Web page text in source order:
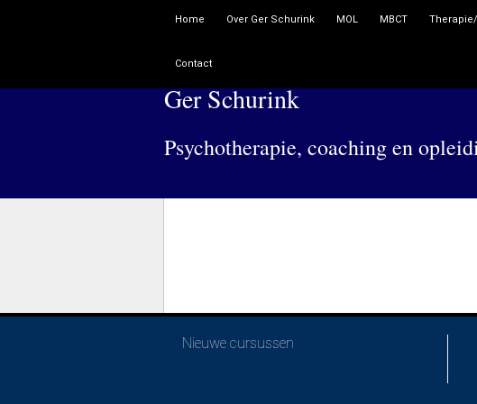
Ger Schurink
Psychotherapie, coaching en
Nieuwe cursussen
Home Over Ger Schurink MOL MBCT
Contact